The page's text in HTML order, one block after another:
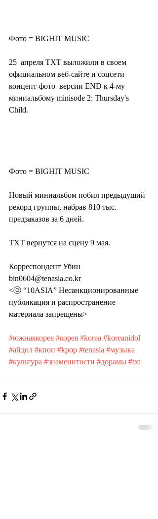
Фото = BIGHIT MUSIC
25  апреля TXT выложили в своем
официальном веб-сайте и соцсети
концепт-фото  версии END к 4-му
миниальбому minisode 2: Thursday's
Child.
Фото = BIGHIT MUSIC
Новый миниальбом побил предыдущий
рекорд группы, набрав 810 тыс.
предзаказов за 6 дней.
TXT вернутся на сцену 9 мая.
Корреспондент Убин
bin0604@tenasia.co.kr
<ⓒ “10ASIA” Несанкционированные
публикация и распространение
материала запрещены>
#южнаякорея #корея #korea #koreanidol
#айдол #кпоп #kpop #tenasia #музыка
#культура #знаменитости #дорамы #txt